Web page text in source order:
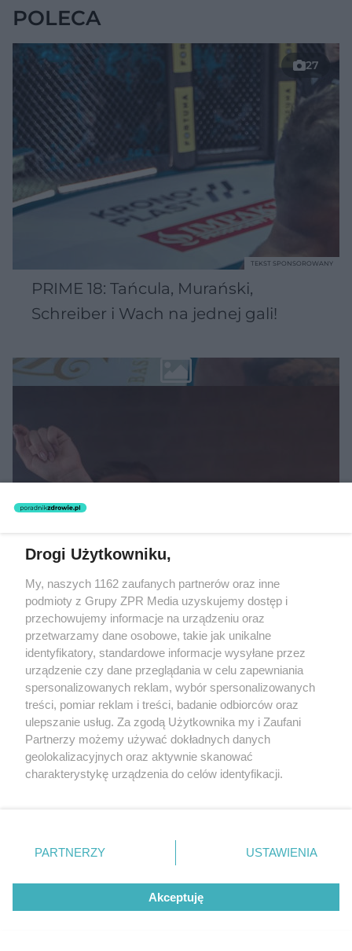
POLECA
27
PRIME 18: Tańcula, Murański,
Schreiber i Wach na jednej gali!
TEKST SPONSOROWANY
MUZYKA
"ESKA Hity na Czasie" – playlista,
która rozkręci każdą chwilę
Drogi Użytkowniku,
My, naszych 1162 zaufanych partnerów oraz inne
podmioty z Grupy ZPR Media uzyskujemy dostęp i
przechowujemy informacje na urządzeniu oraz
przetwarzamy dane osobowe, takie jak unikalne
identyfikatory, standardowe informacje wysyłane przez
urządzenie czy dane przeglądania w celu zapewniania
spersonalizowanych reklam, wybór spersonalizowanych
treści, pomiar reklam i treści, badanie odbiorców oraz
ulepszanie usług. Za zgodą Użytkownika my i Zaufani
Partnerzy możemy używać dokładnych danych
geolokalizacyjnych oraz aktywnie skanować
charakterystykę urządzenia do celów identyfikacji.
zmienić/wycofać klikając przycisk ustawień prywatności
znajdujący się w lewym dolnym rogu strony
rodzaje przetwarzania danych nie wymagają zgody
użytkownika, ale masz prawo sprzeciwić się takiemu
przetwarzaniu. Preferencje będą miały zastosowanie tylko
PARTNERZY USTAWIENIA
Akceptuję